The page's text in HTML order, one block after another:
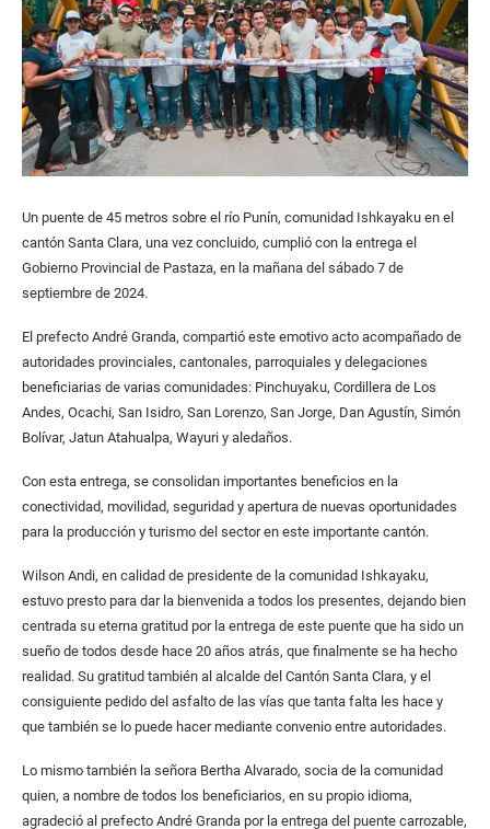
Un puente de 45 metros sobre el río Punín, comunidad Ishkayaku en el
cantón Santa Clara, una vez concluido, cumplió con la entrega el
Gobierno Provincial de Pastaza, en la mañana del sábado 7 de
septiembre de 2024.
El prefecto André Granda, compartió este emotivo acto acompañado de
autoridades provinciales, cantonales, parroquiales y delegaciones
beneficiarias de varias comunidades: Pinchuyaku, Cordillera de Los
Andes, Ocachi, San Isidro, San Lorenzo, San Jorge, Dan Agustín, Simón
Bolívar, Jatun Atahualpa, Wayuri y aledaños.
Con esta entrega, se consolidan importantes beneficios en la
conectividad, movilidad, seguridad y apertura de nuevas oportunidades
para la producción y turismo del sector en este importante cantón.
Wilson Andi, en calidad de presidente de la comunidad Ishkayaku,
estuvo presto para dar la bienvenida a todos los presentes, dejando bien
centrada su eterna gratitud por la entrega de este puente que ha sido un
sueño de todos desde hace 20 años atrás, que finalmente se ha hecho
realidad. Su gratitud también al alcalde del Cantón Santa Clara, y el
consiguiente pedido del asfalto de las vías que tanta falta les hace y
que también se lo puede hacer mediante convenio entre autoridades.
Lo mismo también la señora Bertha Alvarado, socia de la comunidad
quien, a nombre de todos los beneficiarios, en su propio idioma,
agradeció al prefecto André Granda por la entrega del puente carrozable,